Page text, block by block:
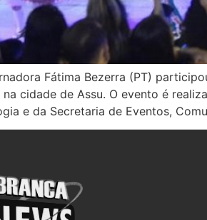
Fátima Bezerra (PT)
na cidade de Assu. O evento é
e da Secretaria de Eventos,